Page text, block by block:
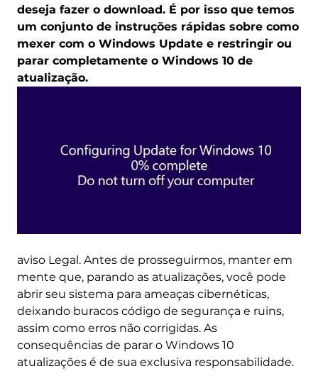
deseja fazer o download. É por isso que temos
um conjunto de instruções rápidas sobre como
mexer com o Windows Update e restringir ou
parar completamente o Windows 10 de
atualização.
aviso Legal. Antes de prosseguirmos, manter em
mente que, parando as atualizações, você pode
abrir seu sistema para ameaças cibernéticas,
deixando buracos código de segurança e ruins,
assim como erros não corrigidas. As
consequências de parar o Windows 10
atualizações é de sua exclusiva responsabilidade.